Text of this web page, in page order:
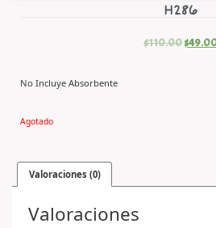
H286
$110.00$
No Incluye Absorbente
Agotado
Valoraciones (0)
Valoraciones